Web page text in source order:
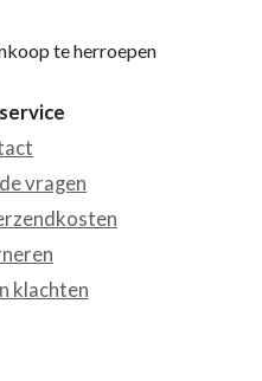
te herroepen
vragen
klachten